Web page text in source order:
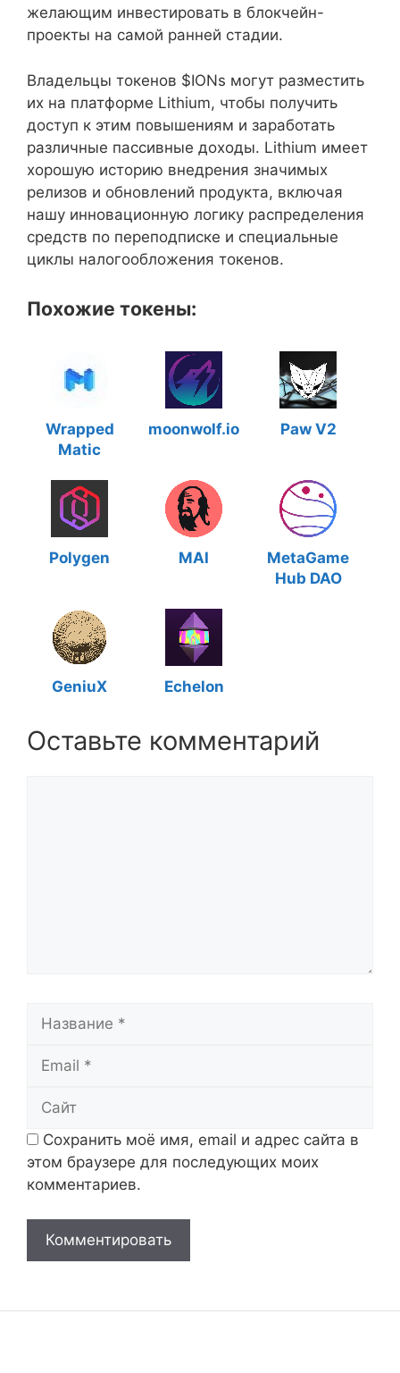
желающим инвестировать в блокчейн-
проекты на самой ранней стадии.
Владельцы токенов $IONs могут разместить
их на платформе Lithium, чтобы получить
доступ к этим повышениям и заработать
различные пассивные доходы. Lithium имеет
хорошую историю внедрения значимых
релизов и обновлений продукта, включая
нашу инновационную логику распределения
средств по переподписке и специальные
циклы налогообложения токенов.
Похожие токены:
Wrapped
Matic
moonwolf.io Paw V2
Polygen MAI
MetaGame
Hub DAO
GeniuX Echelon
Оставьте комментарий
Название
Email
Сайт
Сохранить моё имя, email и адрес сайта в
этом браузере для последующих моих
комментариев.